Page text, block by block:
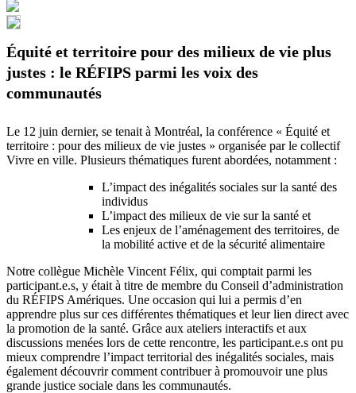
Équité et territoire pour des milieux de vie plus
justes : le RÉFIPS parmi les voix des
communautés
Le 12 juin dernier, se tenait à Montréal, la conférence « Équité et
territoire : pour des milieux de vie justes » organisée par le collectif
Vivre en ville. Plusieurs thématiques furent abordées, notamment :
L’impact des inégalités sociales sur la santé des
individus
L’impact des milieux de vie sur la santé et
Les enjeux de l’aménagement des territoires, de
la mobilité active et de la sécurité alimentaire
Notre collègue Michèle Vincent Félix, qui comptait parmi les
participant.e.s, y était à titre de membre du Conseil d’administration
du RÉFIPS Amériques. Une occasion qui lui a permis d’en
apprendre plus sur ces différentes thématiques et leur lien direct avec
la promotion de la santé. Grâce aux ateliers interactifs et aux
discussions menées lors de cette rencontre, les participant.e.s ont pu
mieux comprendre l’impact territorial des inégalités sociales, mais
également découvrir comment contribuer à promouvoir une plus
grande justice sociale dans les communautés.